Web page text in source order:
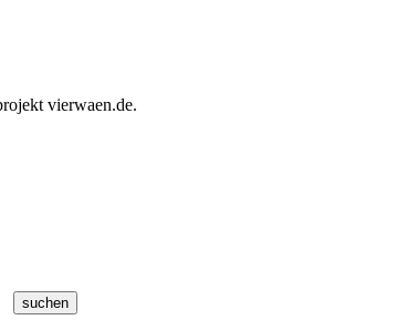
vierwaen.de.